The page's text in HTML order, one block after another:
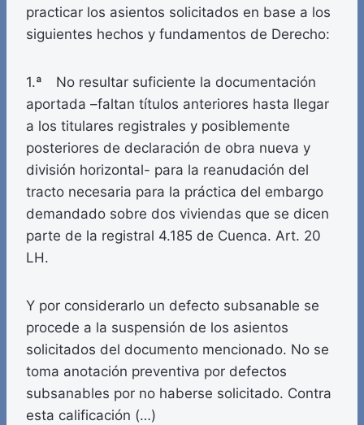
practicar los asientos solicitados en base a los
siguientes hechos y fundamentos de Derecho:
1.ª No resultar suficiente la documentación
aportada –faltan títulos anteriores hasta llegar
a los titulares registrales y posiblemente
posteriores de declaración de obra nueva y
división horizontal- para la reanudación del
tracto necesaria para la práctica del embargo
demandado sobre dos viviendas que se dicen
parte de la registral 4.185 de Cuenca. Art. 20
LH.
Y por considerarlo un defecto subsanable se
procede a la suspensión de los asientos
solicitados del documento mencionado. No se
toma anotación preventiva por defectos
subsanables por no haberse solicitado. Contra
esta calificación (…)